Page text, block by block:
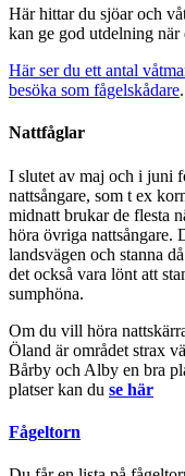
Här hittar du sjöar och
kan ge god utdelning när
Här ser du ett antal
besöka som fågelskådare.
Nattfåglar
I slutet av maj och i juni
nattsångare, som t ex
midnatt brukar de flesta
höra övriga nattsångare.
landsvägen och stanna
det också vara lönt att
sumphöna.
Om du vill höra
Öland är området strax
Bårby och Alby en bra
platser kan du se här
Fågeltorn